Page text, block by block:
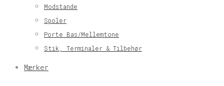
Modstande
Spoler
Porte Bas/Mellemtone
Stik, Terminaler & Tilbehør
Mærker